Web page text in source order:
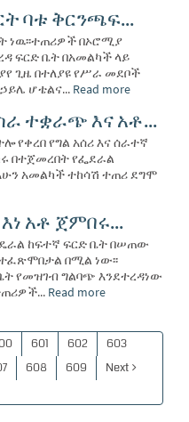
ባቱ ቅርንጫፍ...
ነዉ፡፡ተጠሪዎች በኦሮሚያ
ፍርድ ቤት በአመልካች ላይ
ጊዜ በተለያዩ የሥራ መደቦች
ሆቴልና... Read more
ተቋራጭ እና አቶ...
የቀረበ የግል አሰሪ እና ሰራተኛ
በተጀመረበት የፌደራል
አመልካች ተከሳሽ ተጠሪ ደግሞ
አቶ ጀምበሩ...
ከፍተኛ ፍርድ ቤት በሠጠው
በሚል ነው፡፡
የመዝገብ ግልባጭ እንደተረዳነው
Read more
601 602
603
608 609
Next